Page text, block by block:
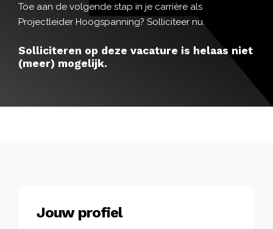
Toe aan de volgende stap in je carrière als
Projectleider Hoogspanning? Solliciteer nu.
Solliciteren op deze vacature is helaas niet
(meer) mogelijk.
Jouw profiel